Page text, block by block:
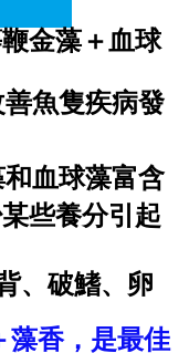
金藻＋血球
善魚隻疾病發
血球藻富含
些養分引起
、破鰭、卵
香，是最佳